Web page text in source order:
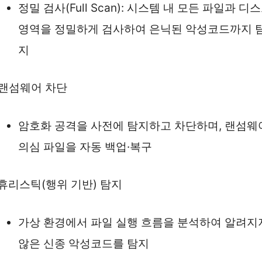
정밀 검사(Full Scan): 시스템 내 모든 파일과 디스
영역을 정밀하게 검사하여 은닉된 악성코드까지
지
섬웨어 차단
암호화 공격을 사전에 탐지하고 차단하며, 랜섬웨
의심 파일을 자동 백업·복구
리스틱(행위 기반) 탐지
가상 환경에서 파일 실행 흐름을 분석하여 알려지
않은 신종 악성코드를 탐지